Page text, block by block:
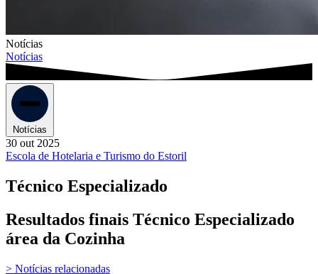
Notícias
Notícias
Notícias
30 out 2025
Escola de Hotelaria e Turismo do Estoril
Técnico Especializado
Resultados finais Técnico Especializado
área da Cozinha
> Notícias relacionadas